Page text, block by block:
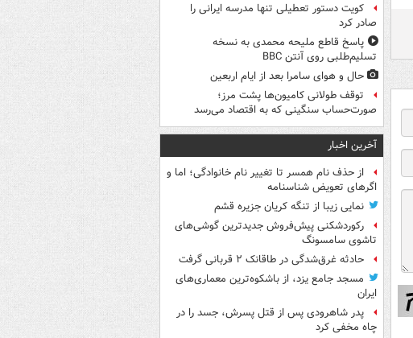
کویت دستور تعطیلی تنها مدرسه ایرانی را
صادر کرد
پاسخ قاطع ملیحه محمدی به نسخه
تسلیم‌طلبی روی آنتن BBC
حال و هوای سامرا بعد از ایام اربعین
توقف طولانی کامیون‌ها پشت مرز؛
صورت‌حساب سنگینی که به اقتصاد می‌رسد
آخرین اخبار
از حذف نام همسر تا تغییر نام خانوادگی؛ اما و
اگرهای تعویض شناسنامه
نمایی زیبا از تنگه کریان جزیره قشم
رکوردشکنی پیش‌فروش جدیدترین گوشی‌های
تاشوی سامسونگ
حادثه غرق‌شدگی در طاقانک ۲ قربانی گرفت
مسجد جامع یزد، از باشکوه‌ترین معماری‌های
ایران
پدر شاهرودی پس از قتل پسرش، جسد را در
چاه مخفی کرد